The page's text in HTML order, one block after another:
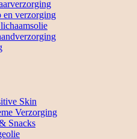
en verzorging
Skin
Verzorging
Snacks